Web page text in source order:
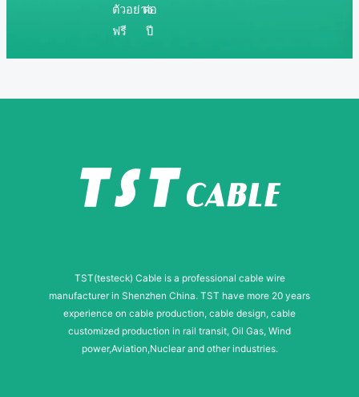
ตัวอย่าง
ฟรี
ต่อ
ปี
TST(testeck) Cable is a professional cable wire
manufacturer in Shenzhen China. TST have more 20 years
experience on cable production, cable design, cable
customized production in rail transit, Oil Gas, Wind
power,Aviation,Nuclear and other industries.